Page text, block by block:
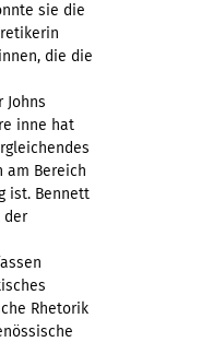
sie die
die die
inne hat
am Bereich
ist. Bennett
der
Rhetorik